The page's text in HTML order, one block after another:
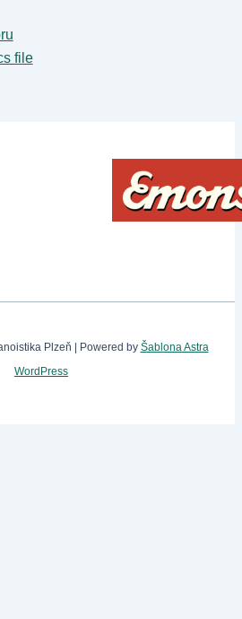
file
Plzeň | Powered by Šablona Astra
WordPress